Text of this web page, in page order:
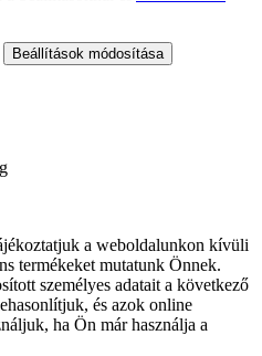
Beállítások módosítása
a weboldalunkon kívüli
termékeket mutatunk Önnek.
személyes adatait a következő
és azok online
ha Ön már használja a